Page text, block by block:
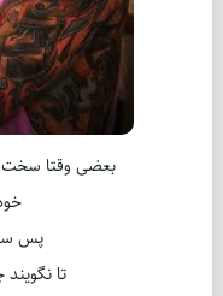
بعضی وقتا سخت
پس
تا